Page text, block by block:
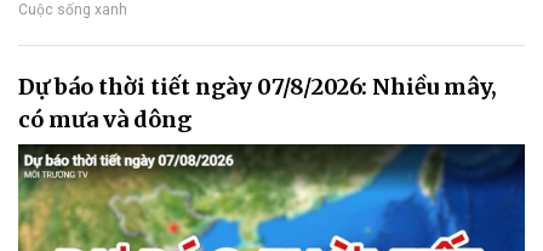
Cuộc sống xanh
Dự báo thời tiết ngày 07/8/2026: Nhiều mây,
có mưa và dông